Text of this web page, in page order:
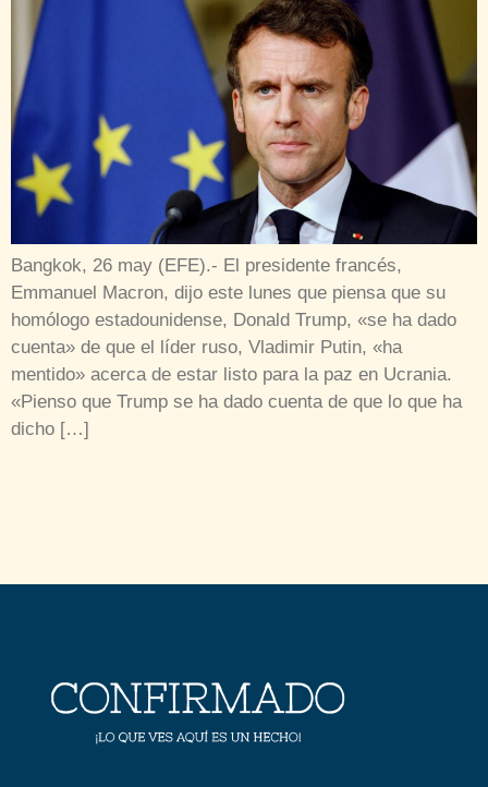
Bangkok, 26 may (EFE).- El presidente francés,
Emmanuel Macron, dijo este lunes que piensa que su
homólogo estadounidense, Donald Trump, «se ha dado
cuenta» de que el líder ruso, Vladimir Putin, «ha
mentido» acerca de estar listo para la paz en Ucrania.
«Pienso que Trump se ha dado cuenta de que lo que ha
dicho […]